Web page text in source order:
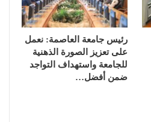
رئيس جامعة العاصمة: نعمل
على تعزيز الصورة الذهنية
للجامعة واستهداف التواجد
ضمن أفضل…